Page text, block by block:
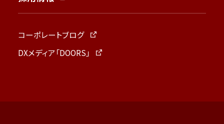
コーポレートブログ
DXメディア「DOORS」